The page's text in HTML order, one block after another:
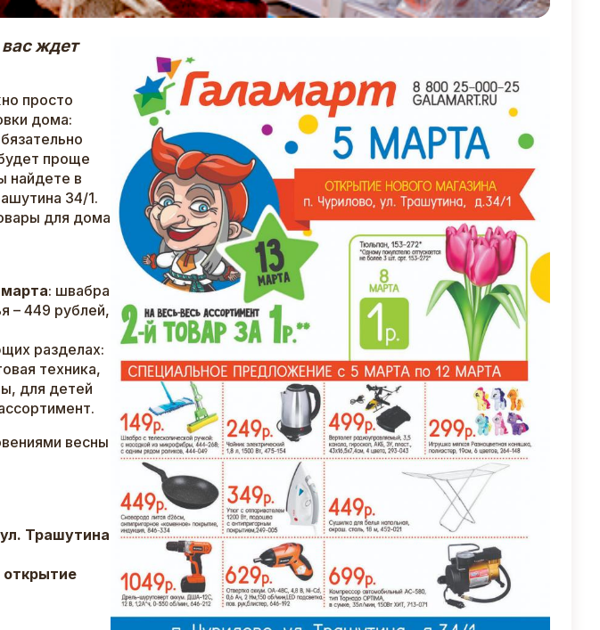
ждет
просто
дома:
проще
найдете в
34/1.
для дома
марта: швабра
– 449 рублей,
разделах:
техника,
для детей
весны
Трашутина
открытие